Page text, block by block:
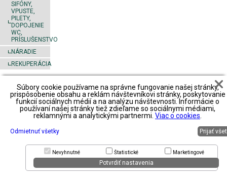
SIFÓNY,
VPUSTE,
PILETY,
DOPOJENIE
WC,
PRÍSLUŠENSTVO
NÁRADIE
REKUPERÁCIA
Footer
predajné
miesta
dopravy
zoznam
Obchodné
podmienky
spôsob platby
spôsob
dopravy
reklamácie
partnerov
Obchodné
podmienky2
spôsob platby
spôsob
partnerov
Obchodné
podmienky3
spôsob platby
spôsob
prenájom
© 2015
Súbory cookie používame na správne fungovanie našej stránky,
prispôsobenie obsahu a reklám návštevníkovi stránky, poskytovanie
funkcií sociálnych médií a na analýzu návštevnosti. Informácie o
používaní našej stránky tiež zdieľame so sociálnymi médiami,
reklamnými a analytickými partnermi. Viac o cookies
Odmietnuť všetky Prijať
Nevyhnutné Štatistické Marketingové
Potvrdiť nastavenia